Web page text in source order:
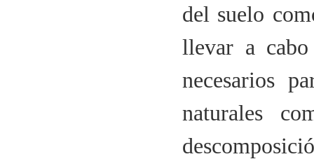
del suelo
llevar a
necesarios
naturales